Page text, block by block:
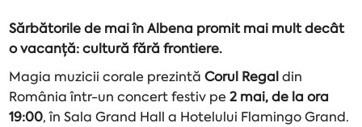
Sărbătorile de mai în Albena promit mai mult decât
o vacanță: cultură fără frontiere.
Magia muzicii corale prezintăCorul Regal din
România într-un concert festiv pe2 mai, de la ora
19:00, în Sala Grand Hall a Hotelului Flamingo Grand.